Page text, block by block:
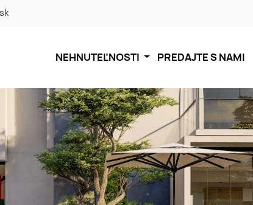
NEHNUTEĽNOSTI PREDAJTE S NAMI